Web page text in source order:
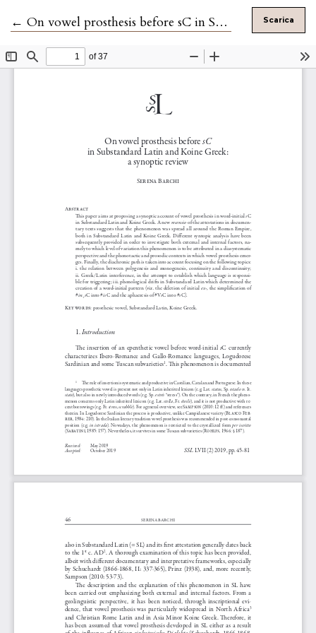
← Ritorna ai dettagli dell'articolo
On vowel prosthesis before sC in Substandard Latin and Koine Greek: a synoptic review Scarica